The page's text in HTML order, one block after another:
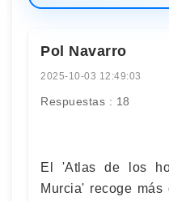
Pol Navarro
2025-10-03 12:49:03
Respuestas : 18
El 'Atlas de los
Murcia' recoge